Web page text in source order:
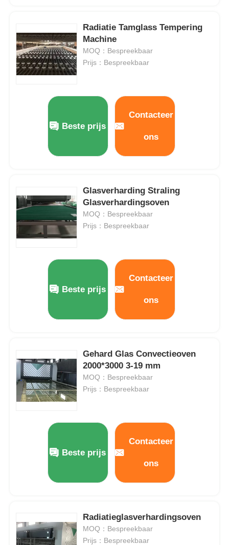
Radiatie Tamglass Tempering
Machine
MOQ：Bespreekbaar
Prijs：Bespreekbaar
Beste prijs
Contacteer
ons
Glasverharding Straling
Glasverhardingsoven
MOQ：Bespreekbaar
Prijs：Bespreekbaar
Beste prijs
Contacteer
ons
Gehard Glas Convectieoven
2000*3000 3-19 mm
MOQ：Bespreekbaar
Prijs：Bespreekbaar
Beste prijs
Contacteer
ons
Radiatieglasverhardingsoven
MOQ：Bespreekbaar
Prijs：Bespreekbaar